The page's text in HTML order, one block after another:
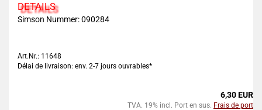
DETAILS
Simson Nummer:090284
Art.Nr.: 11648
Délai de livraison: env. 2-7 jours ouvrables*
6,30 EUR
TVA. 19% incl. Port en sus. Frais de port